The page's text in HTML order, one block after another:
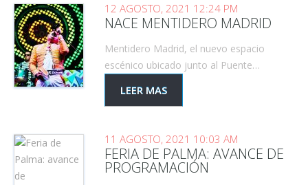
12 AGOSTO, 2021 12:24 PM
NACE MENTIDERO MADRID
Mentidero Madrid, el nuevo espacio
escénico ubicado junto al Puente…
LEER MAS
11 AGOSTO, 2021 10:03 AM
FERIA DE PALMA: AVANCE DE
PROGRAMACIÓN